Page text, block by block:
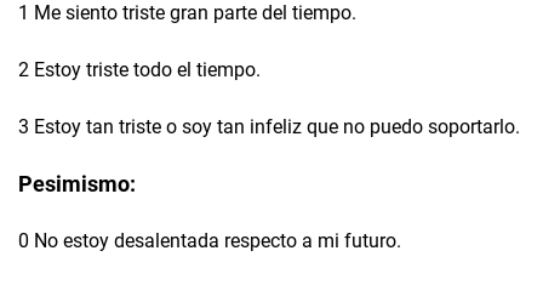
1 Me siento triste gran parte del tiempo.
2 Estoy triste todo el tiempo.
3 Estoy tan triste o soy tan infeliz que no puedo soportarlo.
Pesimismo:
0 No estoy desalentada respecto a mi futuro.